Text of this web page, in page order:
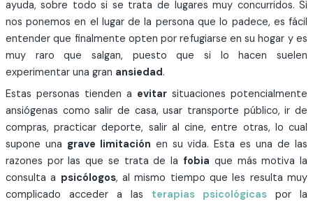
ayuda, sobre todo si se trata de lugares muy concurridos. Si
nos ponemos en el lugar de la persona que lo padece, es fácil
entender que finalmente opten por refugiarse en su hogar y es
muy raro que salgan, puesto que si lo hacen suelen
experimentar una gran ansiedad.
Estas personas tienden a evitar situaciones potencialmente
ansiógenas como salir de casa, usar transporte público, ir de
compras, practicar deporte, salir al cine, entre otras, lo cual
supone una grave limitación en su vida. Esta es una de las
razones por las que se trata de la fobia que más motiva la
consulta a psicólogos, al mismo tiempo que les resulta muy
complicado acceder a las terapias psicológicas por la